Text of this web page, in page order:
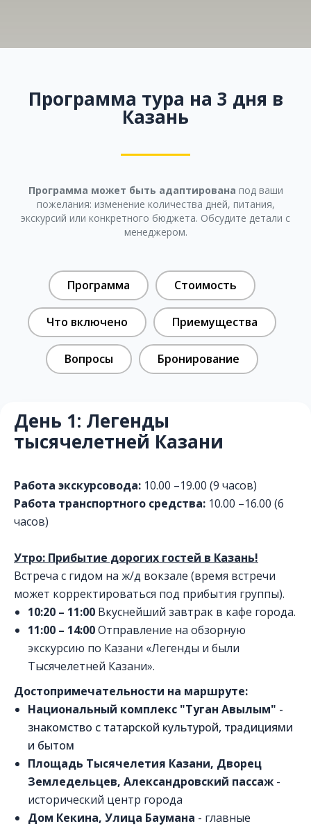
Программа тура на 3 дня в
Казань
Программа может быть адаптирована под ваши
пожелания: изменение количества дней, питания,
экскурсий или конкретного бюджета. Обсудите детали с
менеджером.
Программа Стоимость
Что включено Приемущества
Вопросы Бронирование
День 1: Легенды
тысячелетней Казани
Работа экскурсовода: 10.00 –19.00 (9 часов)
Работа транспортного средства: 10.00 –16.00 (6
часов)
Утро: Прибытие дорогих гостей в Казань!
Встреча с гидом на ж/д вокзале (время встречи
может корректироваться под прибытия группы).
10:20 – 11:00 Вкуснейший завтрак в кафе города.
11:00 – 14:00Отправление на обзорную
экскурсию по Казани «Легенды и были
Тысячелетней Казани».
Достопримечательности на маршруте:
Национальный комплекс "Туган Авылым" -
знакомство с татарской культурой, традициями
и бытом
Площадь Тысячелетия Казани, Дворец
Земледельцев, Александровский пассаж -
исторический центр города
Дом Кекина, Улица Баумана - главные